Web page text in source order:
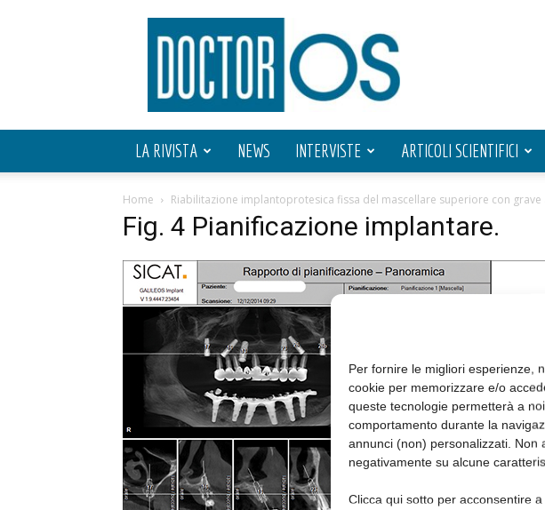
Per fornire le migliori esperienze,
cookie per memorizzare e/o
queste tecnologie permetterà a
comportamento durante la
annunci (non) personalizzati. Non
negativamente su alcune
Clicca qui sotto per acconsentire
Doctor
OS
LA RIVISTA NEWS INTERVISTE ARTICOLI SCIENTIFICI
Home Riabilitazione implantoprotesica fissa del mascellare superiore con
Fig. 4 Pianificazione implantare.